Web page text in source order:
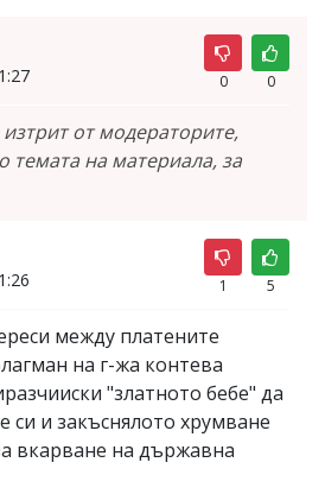
0 0
от модераторите,
на материала, за
1 5
между платените
на г-жа контева
"златното бебе" да
си и закъснялото хрумване
вкарване на държавна